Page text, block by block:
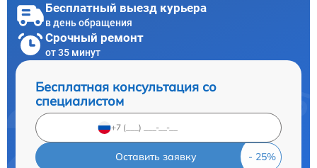
Бесплатный выезд курьера
в день обращения
Срочный ремонт
от 35 минут
Бесплатная консультация со
специалистом
Оставить заявку